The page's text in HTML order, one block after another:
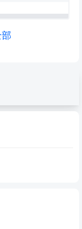
部